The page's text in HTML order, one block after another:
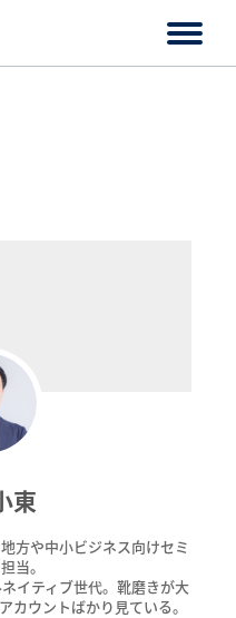
東
方や中小ビジネス向けセミ
当。
イティブ世代。靴磨きが大
ウントばかり見ている。